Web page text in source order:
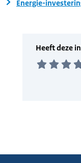
Energie-